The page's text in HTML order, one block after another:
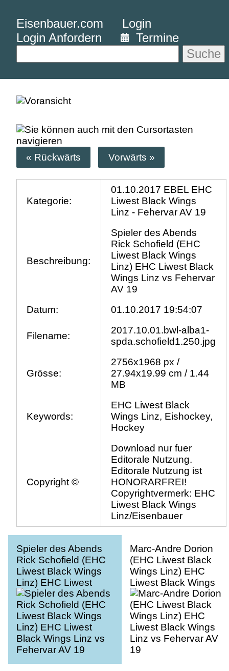
Eisenbauer.com
Login
Login Anfordern
Termine
Suche
« Rückwärts Vorwärts »
Kategorie:
01.10.2017 EBEL EHC
Liwest Black Wings
Linz - Fehervar AV 19
Beschreibung:
Spieler des Abends
Rick Schofield (EHC
Liwest Black Wings
Linz) EHC Liwest Black
Wings Linz vs Fehervar
AV 19
Datum:
01.10.2017 19:54:07
Filename:
2017.10.01.bwl-alba1-
spda.schofield1.250.jpg
Grösse:
2756x1968 px /
27.94x19.99 cm / 1.44
MB
Keywords:
EHC Liwest Black
Wings Linz, Eishockey,
Hockey
Copyright ©
Download nur fuer
Editorale Nutzung.
Editorale Nutzung ist
HONORARFREI!
Copyrightvermerk: EHC
Liwest Black Wings
Linz/Eisenbauer
Spieler des Abends
Rick Schofield (EHC
Liwest Black Wings
Linz) EHC Liwest
Black Wings Linz vs
Fehervar AV 19
Marc-Andre Dorion
(EHC Liwest Black
Wings Linz) EHC
Liwest Black Wings
Linz vs Fehervar AV
19